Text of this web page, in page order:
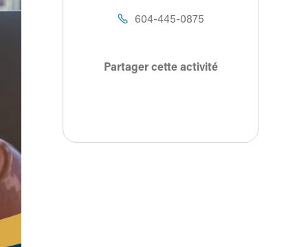
 604-445-0875
Partager cette activité